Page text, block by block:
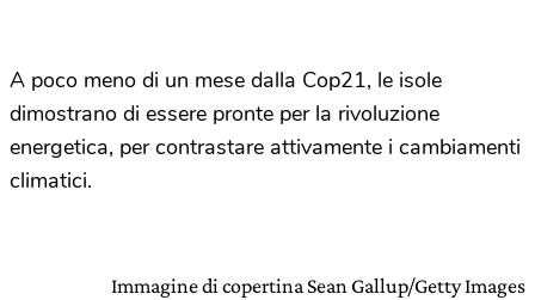
A poco meno di un mese dalla Cop21, le isole
dimostrano di essere pronte per la rivoluzione
energetica, per contrastare attivamente i cambiamenti
climatici.
Immagine di copertina Sean Gallup/Getty Images